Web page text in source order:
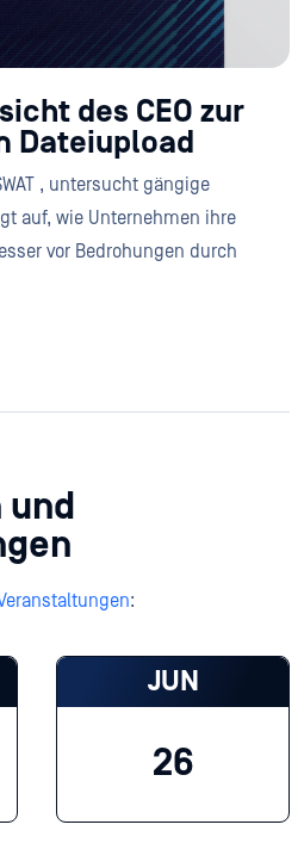
des CEO zur
Dateiupload
, untersucht gängige
auf, wie Unternehmen ihre
vor Bedrohungen durch
und
:
JUN
26